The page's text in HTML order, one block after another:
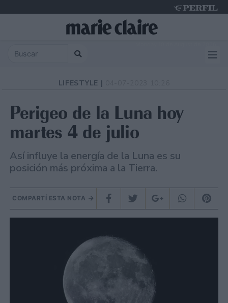
LIFESTYLE |
Perigeo de la Luna hoy
martes 4 de julio
Así influye la energía de la Luna es su
posición más próxima a la Tierra.
COMPARTÍ ESTA NOTA